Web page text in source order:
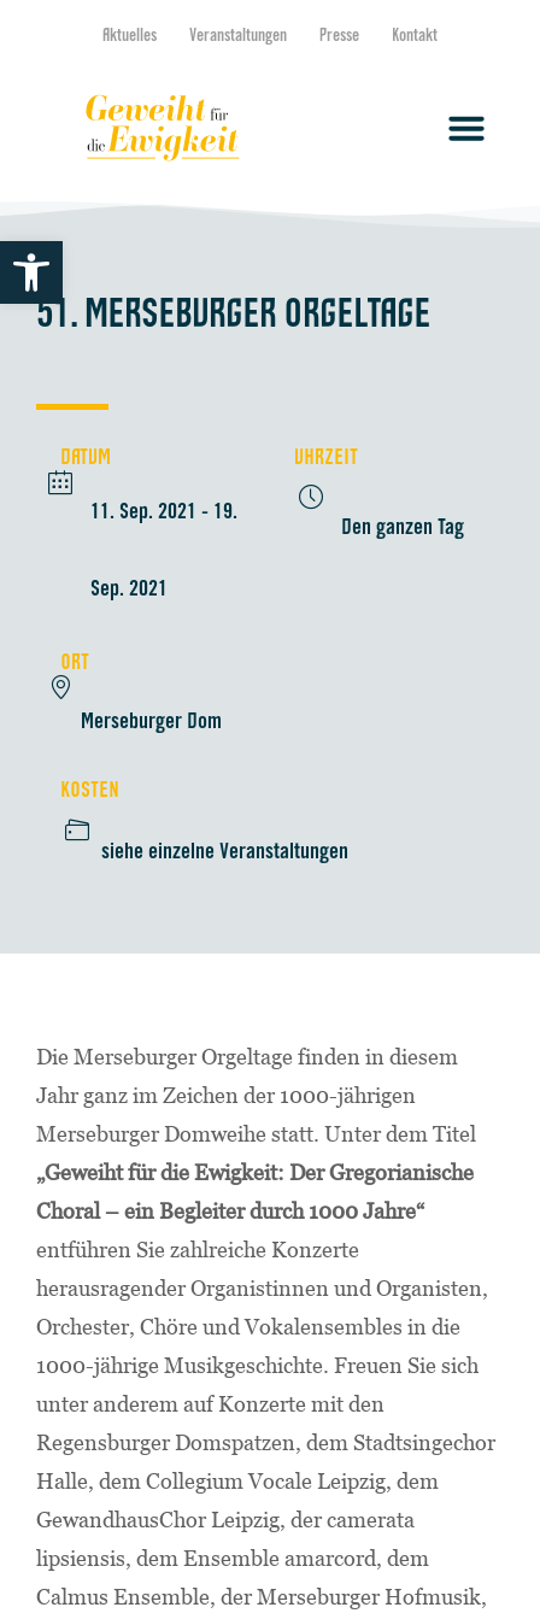
Werkzeugleiste öffnen
Aktuelles Veranstaltungen Presse Kontakt
51. MERSEBURGER ORGELTAGE
DATUM
11. Sep. 2021 - 19.
Sep. 2021
UHRZEIT
Den ganzen Tag
ORT
Merseburger Dom
KOSTEN
siehe einzelne Veranstaltungen
Die Merseburger Orgeltage finden in diesem
Jahr ganz im Zeichen der 1000-jährigen
Merseburger Domweihe statt. Unter dem Titel
„Geweiht für die Ewigkeit: Der Gregorianische
Choral – ein Begleiter durch 1000 Jahre“
entführen Sie zahlreiche Konzerte
herausragender Organistinnen und Organisten,
Orchester, Chöre und Vokalensembles in die
1000-jährige Musikgeschichte. Freuen Sie sich
unter anderem auf Konzerte mit den
Regensburger Domspatzen, dem Stadtsingechor
Halle, dem Collegium Vocale Leipzig, dem
GewandhausChor Leipzig, der camerata
lipsiensis, dem Ensemble amarcord, dem
Calmus Ensemble, der Merseburger Hofmusik,